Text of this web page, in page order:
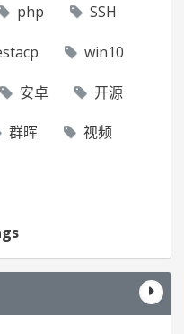
php SSH
win10
安卓 开源
群晖 视频